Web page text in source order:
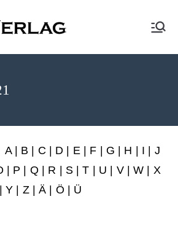
XEBAN-Verlag
A| B C D E| F G H I
J
P Q| R S |T U V|W
X
Y Z|Ä | Ö | Ü